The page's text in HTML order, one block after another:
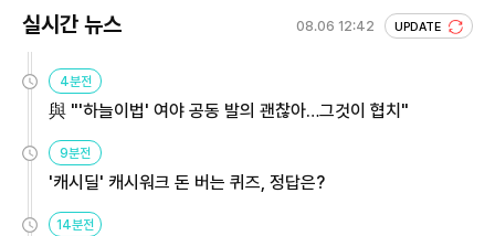
실시간 뉴스 08.06 12:42 UPDATE
4분전
與 "'하늘이법' 여야 공동 발의 괜찮아…그것이 협치"
9분전
'캐시딜' 캐시워크 돈 버는 퀴즈, 정답은?
14분전